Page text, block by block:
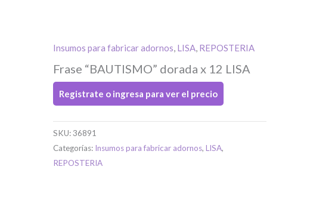
Insumos para fabricar adornos LISA REPOSTERIA
Frase “BAUTISMO” dorada x 12 LISA
Registrate o ingresa para ver el precio
SKU:36891
Categorías: Insumos para fabricar adornos, LISA,
REPOSTERIA